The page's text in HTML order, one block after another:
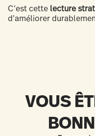
C’est cette lecture
d’améliorer
VOUS